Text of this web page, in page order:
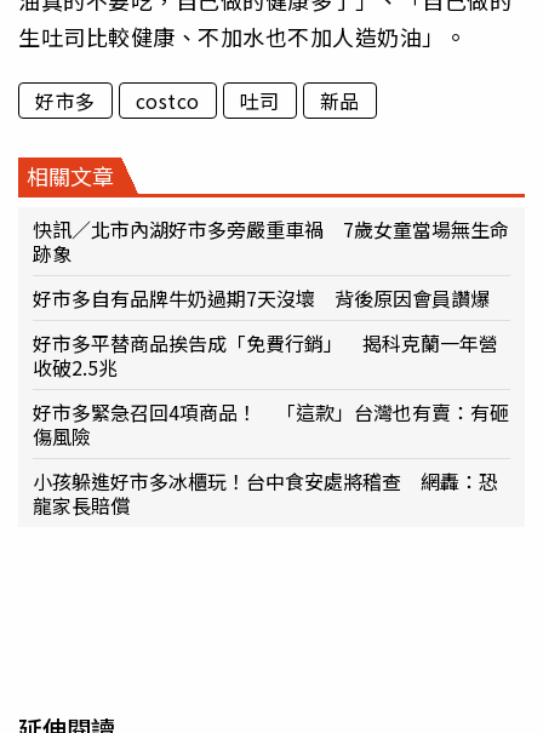
生吐司比較健康、不加水也不加人造奶油」。
好市多 costco 吐司 新品
相關文章
快訊／北市內湖好市多旁嚴重車禍 7歲女童當場無生命
跡象
好市多自有品牌牛奶過期7天沒壞 背後原因會員讚爆
好市多平替商品挨告成「免費行銷」 揭科克蘭一年營
收破2.5兆
好市多緊急召回4項商品！ 「這款」台灣也有賣：有砸
傷風險
小孩躲進好市多冰櫃玩！台中食安處將稽查 網轟：恐
龍家長賠償